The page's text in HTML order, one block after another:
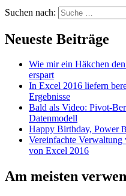
Suchen nach:
Neueste Beiträge
Wie mir ein Häkchen den
erspart
In Excel 2016 liefern
Ergebnisse
Bald als Video: Pivot-
Datenmodell
Happy Birthday, Power
Vereinfachte
von Excel 2016
Am meisten